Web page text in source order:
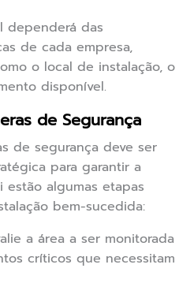
dependerá das
de cada empresa,
o local de instalação, o
disponível.
de Segurança
de segurança deve ser
para garantir a
estão algumas etapas
bem-sucedida:
a área a ser monitorada
críticos que necessitam